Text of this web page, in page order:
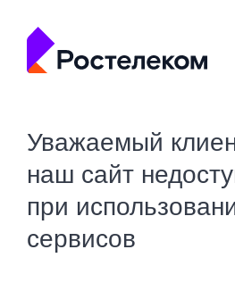
Уважаемый
наш сайт
при
сервисов